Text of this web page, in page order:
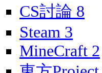
CS討論 8
Steam 3
MineCraft 2